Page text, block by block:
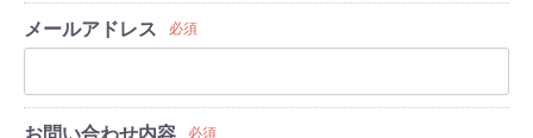
メールアドレス 必須
お問い合わせ内容 必須